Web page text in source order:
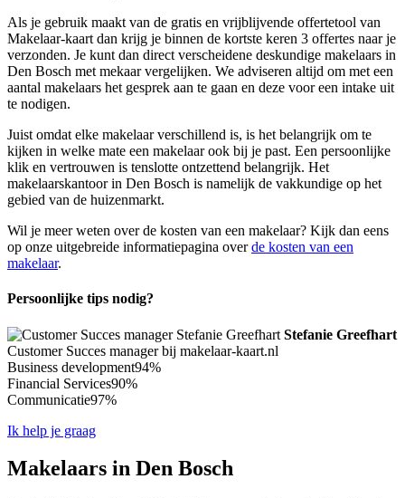
Als je gebruik maakt van de gratis en vrijblijvende offertetool van
Makelaar-kaart dan krijg je binnen de kortste keren 3 offertes naar je
verzonden. Je kunt dan direct verscheidene deskundige makelaars in
Den Bosch met mekaar vergelijken. We adviseren altijd om met een
aantal makelaars het gesprek aan te gaan en deze voor een intake uit
te nodigen.
Juist omdat elke makelaar verschillend is, is het belangrijk om te
kijken in welke mate een makelaar ook bij je past. Een persoonlijke
klik en vertrouwen is tenslotte ontzettend belangrijk. Het
makelaarskantoor in Den Bosch is namelijk de vakkundige op het
gebied van de huizenmarkt.
Wil je meer weten over de kosten van een makelaar? Kijk dan eens
op onze uitgebreide informatiepagina overde kosten van een
makelaar.
Persoonlijke tips nodig?
Stefanie Greefhart
Customer Succes manager bij makelaar-kaart.nl
Business development94%
Financial Services90%
Communicatie97%
Ik help je graag
Makelaars in Den Bosch